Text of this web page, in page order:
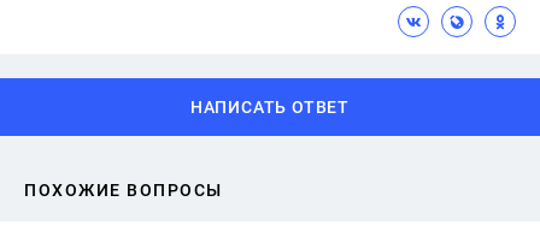
НАПИСАТЬ ОТВЕТ
ПОХОЖИЕ ВОПРОСЫ